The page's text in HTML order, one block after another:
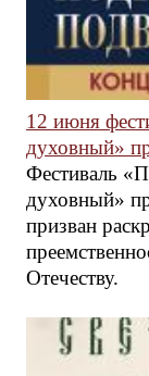
12 июня
духовный»
Фестиваль
духовный»
призван
Отечеству.